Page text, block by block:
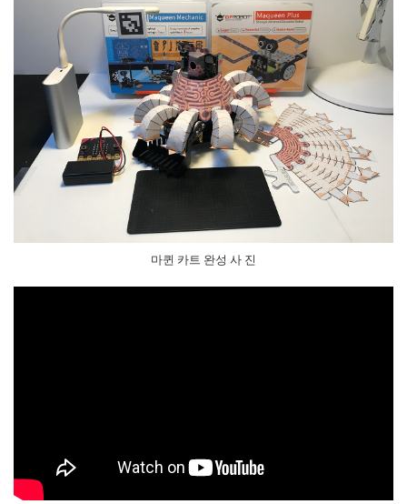
마퀸 카트 완성 사 진